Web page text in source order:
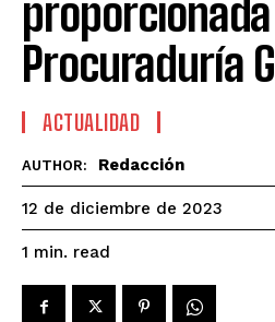
Procuraduría
ACTUALIDAD
AUTHOR: Redacción
12 de diciembre de 2023
1 min. read